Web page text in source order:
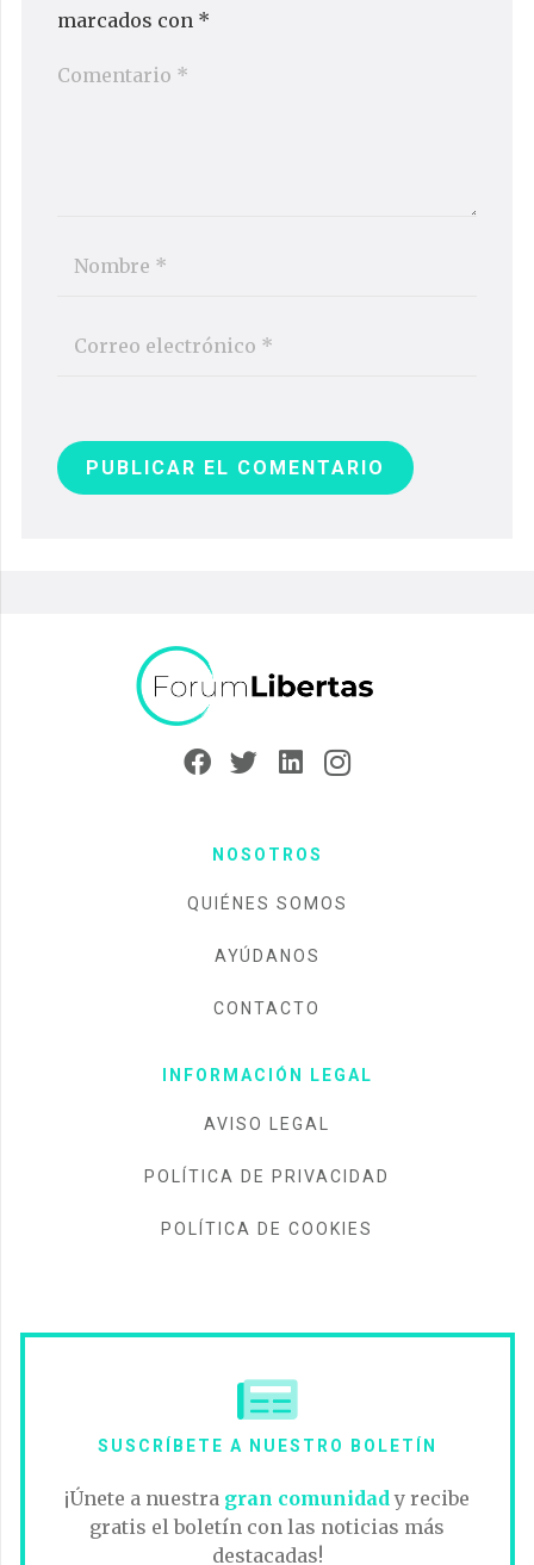
marcados con *
PUBLICAR EL COMENTARIO
NOSOTROS
QUIÉNES SOMOS
AYÚDANOS
CONTACTO
INFORMACIÓN LEGAL
AVISO LEGAL
POLÍTICA DE PRIVACIDAD
POLÍTICA DE COOKIES
SUSCRÍBETE A NUESTRO BOLETÍN
¡Únete a nuestra gran comunidad y recibe
gratis el boletín con las noticias más
destacadas!